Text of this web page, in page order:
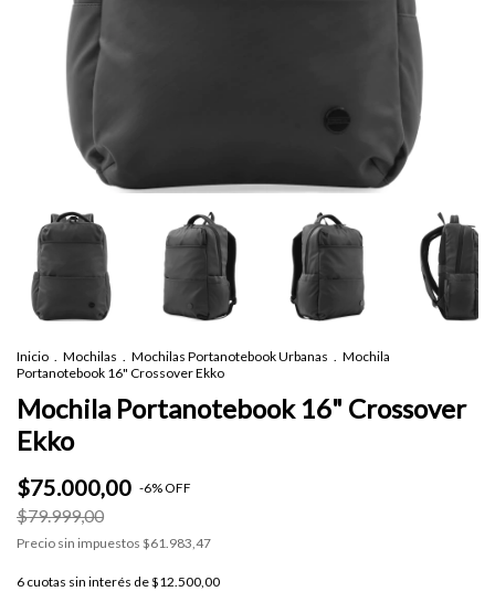
Inicio Mochilas Mochilas Portanotebook Urbanas
Mochila
Portanotebook 16" Crossover Ekko
Mochila Portanotebook 16" Crossover
Ekko
$75.000,00 -6%OFF
$79.999,00
Precio sin impuestos $61.983,47
6 cuotas sin interés de$12.500,00